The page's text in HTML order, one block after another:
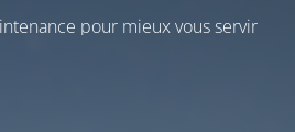
pour mieux vous servir